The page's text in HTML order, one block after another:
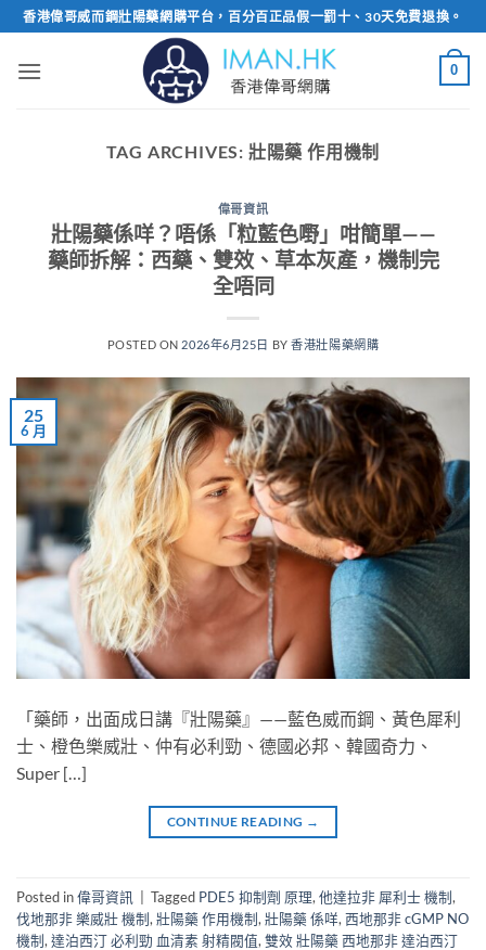
Skip
to
content
香港偉哥威而鋼壯陽藥網購平台，百分百正品假一罰十、30天免費退換。
0
TAG ARCHIVES: 壯陽藥 作用機制
偉哥資訊
壯陽藥係咩？唔係「粒藍色嘢」咁簡單——
藥師拆解：西藥、雙效、草本灰產，機制完
全唔同
POSTED ON 2026年6月25日 BY香港壯陽藥網購
25
6 月
「藥師，出面成日講『壯陽藥』——藍色威而鋼、黃色犀利
士、橙色樂威壯、仲有必利勁、德國必邦、韓國奇力、
Super […]
CONTINUE READING →
Posted in偉哥資訊 Tagged PDE5 抑制劑 原理, 他達拉非 犀利士 機制,
伐地那非 樂威壯 機制, 壯陽藥 作用機制, 壯陽藥 係咩, 西地那非 cGMP NO
機制, 達泊西汀 必利勁 血清素 射精閥值, 雙效 壯陽藥 西地那非 達泊西汀